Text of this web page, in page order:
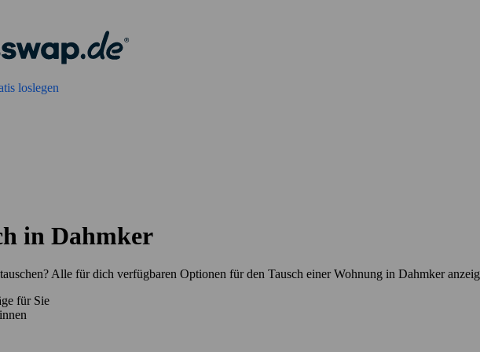
loslegen
in Dahmker
Alle für dich verfügbaren Optionen für den Tausch einer Wohnung in Dahmker
für Sie